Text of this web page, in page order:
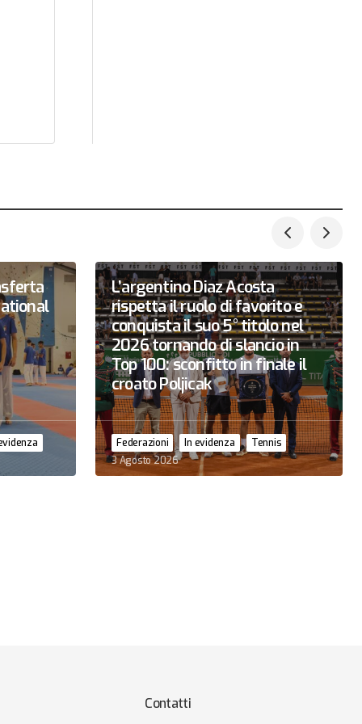
L’argentino Diaz Acosta
rispetta il ruolo di favorito e
conquista il suo 5° titolo nel
2026 tornando di slancio in
Top 100: sconfitto in finale il
croato Poljicak
Federazioni In evidenza
Tennis
3 Agosto 2026
Contatti